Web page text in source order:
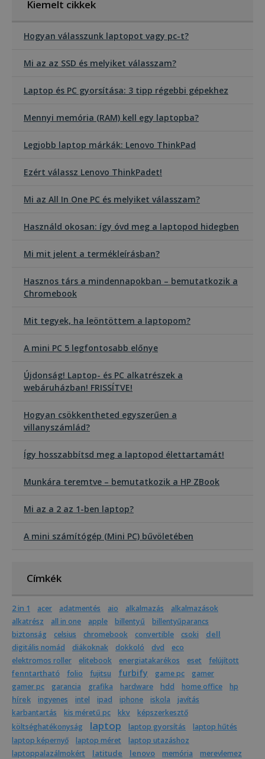
Kiemelt cikkek
Hogyan válasszunk laptopot vagy pc-t?
Mi az az SSD és melyiket válasszam?
Laptop és PC gyorsítása: 3 tipp régebbi gépekhez
Mennyi memória (RAM) kell egy laptopba?
Legjobb laptop márkák: Lenovo ThinkPad
Ezért válassz Lenovo ThinkPadet!
Mi az All In One PC és melyiket válasszam?
Használd okosan: így óvd meg a laptopod hidegben
Mi mit jelent a termékleírásban?
Hasznos társ a mindennapokban – bemutatkozik a
Chromebook
Mit tegyek, ha leöntöttem a laptopom?
A mini PC 5 legfontosabb előnye
Újdonság! Laptop- és PC alkatrészek a
webáruházban! FRISSÍTVE!
Hogyan csökkentheted egyszerűen a
villanyszámlád?
Így hosszabbítsd meg a laptopod élettartamát!
Munkára teremtve – bemutatkozik a HP ZBook
Mi az a 2 az 1-ben laptop?
A mini számítógép (Mini PC) bűvöletében
Címkék
2 in 1 acer adatmentés aio alkalmazás
alkalmazások
alkatrész
all in one apple billentyű
billentyűparancs
biztonság
celsius chromebook convertible csoki dell
digitális nomád diákoknak dokkoló dvd
eco
elektromos roller
elitebook energiatakarékos eset felújított
fenntartható folio fujitsu furbify game pc
gamer
gamer pc
garancia grafika hardware hdd home office hp
hírek ingyenes intel ipad iphone iskola
javítás
karbantartás
kis méretű pc kkv
képszerkesztő
költséghatékonyság
laptop laptop gyorsítás
laptop hűtés
laptop képernyő
laptop méret
laptop utazáshoz
laptoppalazálmokért
latitude lenovo memória
merevlemez